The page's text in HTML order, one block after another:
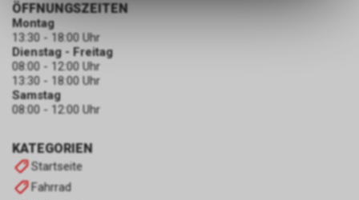
KATEGORIEN
Startseite
Fahrrad
ÖFFNUNGSZEITEN
Montag
13:30 - 18:00 Uhr
Dienstag - Freitag
08:00 - 12:00 Uhr
13:30 - 18:00 Uhr
Samstag
08:00 - 12:00 Uhr